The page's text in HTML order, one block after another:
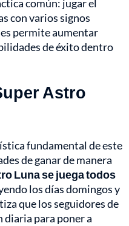
común: jugar el
con varios signos
permite aumentar
de éxito dentro
Astro
fundamental de este
de ganar de manera
Luna se juega todos
los días domingos y
que los seguidores de
diaria para poner a